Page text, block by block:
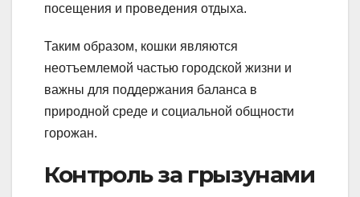
посещения и проведения отдыха.
Таким образом, кошки являются
неотъемлемой частью городской жизни и
важны для поддержания баланса в
природной среде и социальной общности
горожан.
Контроль за грызунами